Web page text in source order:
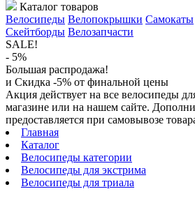
Каталог товаров
Велосипеды Велопокрышки Самокаты
Скейтборды Велозапчасти
SALE!
- 5%
Большая распродажа!
и Скидка -5% от финальной цены
Акция действует на все велосипеды
магазине или на нашем сайте.
предоставляется при самовывозе
Главная
Каталог
Велосипеды категории
Велосипеды для экстрима
Велосипеды для триала